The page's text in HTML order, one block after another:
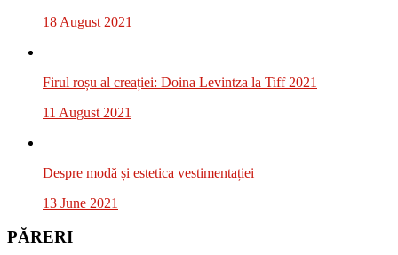
18 August 2021
Firul roșu al creației: Doina Levintza la Tiff 2021
11 August 2021
Despre modă și estetica vestimentației
13 June 2021
PĂRERI